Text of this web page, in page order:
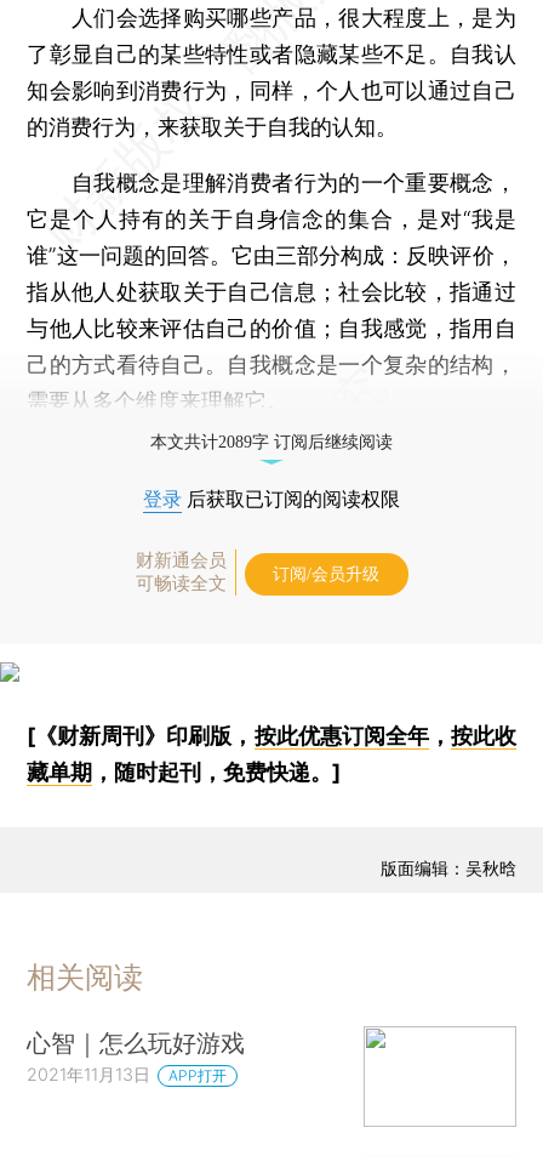
人们会选择购买哪些产品，很大程度上，是为
了彰显自己的某些特性或者隐藏某些不足。自我认
知会影响到消费行为，同样，个人也可以通过自己
的消费行为，来获取关于自我的认知。
自我概念是理解消费者行为的一个重要概念，
它是个人持有的关于自身信念的集合，是对“我是
谁”这一问题的回答。它由三部分构成：反映评价，
指从他人处获取关于自己信息；社会比较，指通过
与他人比较来评估自己的价值；自我感觉，指用自
己的方式看待自己。自我概念是一个复杂的结构，
需要从多个维度来理解它。
本文共计2089字 订阅后继续阅读
登录 后获取已订阅的阅读权限
财新通会员
可畅读全文
订阅/会员升级
[《财新周刊》印刷版， 按此优惠订阅全年， 按此收
藏单期 ，随时起刊，免费快递。]
版面编辑：吴秋晗
相关阅读
心智｜怎么玩好游戏
2021年11月13日 APP打开